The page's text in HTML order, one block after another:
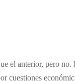
el anterior, pero
cuestiones